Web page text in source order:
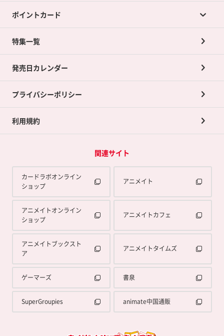
店舗買取について
ネット買取について
買取承諾書について
ポイントカード
ポイントカードTOP
ポイント交換景品
特集一覧
発売日カレンダー
プライバシーポリシー
利用規約
関連サイト
カードラボオンライン
ショップ
アニメイト
アニメイトオンライン
ショップ
アニメイトカフェ
アニメイトブックスト
ア
アニメイトタイムズ
ゲーマーズ 書泉
SuperGroupies animate中国通販